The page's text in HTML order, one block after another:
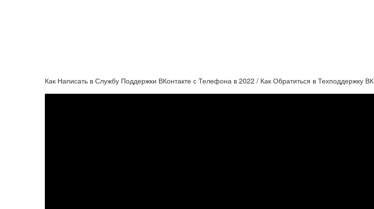
Как Написать в Службу Поддержки ВКонтакте с Телефона в 2022 / Как Обратиться в Техподдержку ВК